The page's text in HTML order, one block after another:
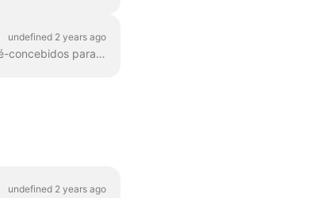
undefined 2 years ago
O Wave.video oferece aos utilizadores de transmissões em direto belos conjuntos de modelos pré-concebidos para melhorar o aspeto visual dos seus espectáculos em direto. Cada estilo é composto de...
undefined 2 years ago